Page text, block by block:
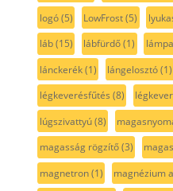
logó(5) LowFrost(5)
láb(15) lábfürdő(1) lámpa
lánckerék(1) lángelosztó(1)
légkeverésfűtés (8)
lúgszivattyú(8)
magasság rögzítő(3)
magnetron(1) magnézium